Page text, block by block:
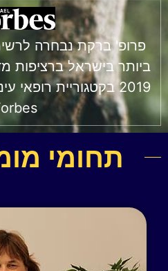
פרופ' ברקת נבחרה
2019 בקטגוריית רופאי
תחומי